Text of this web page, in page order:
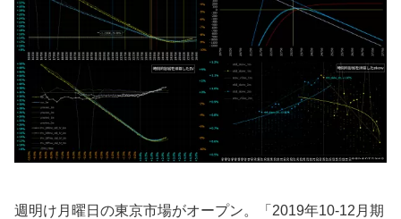
週明け月曜日の東京市場がオープン。「2019年10-12月期